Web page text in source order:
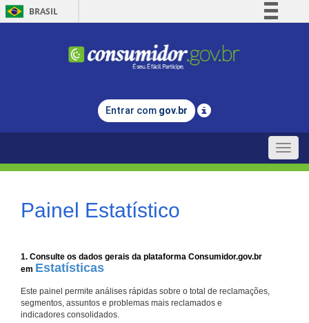
BRASIL
Comunica BR
Legislação
Entrar com gov.br
Toggle
Painel Estatístico
1. Consulte os dados gerais da plataforma Consumidor.gov.br
em Estatísticas
Este painel permite análises rápidas sobre o total de reclamações,
segmentos, assuntos e problemas mais reclamados e
indicadores consolidados.